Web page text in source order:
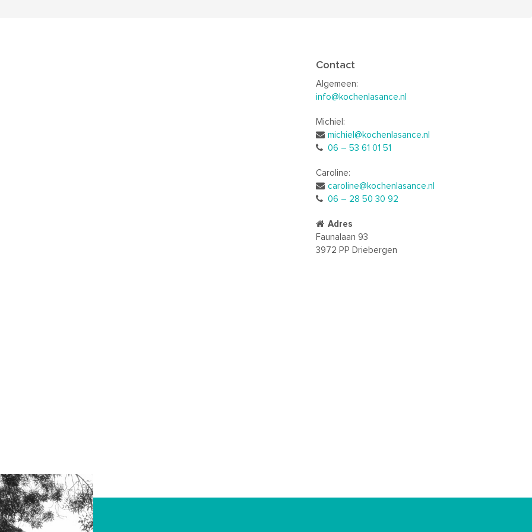
Contact
Algemeen:
info@kochenlasance.nl
Michiel:
michiel@kochenlasance.nl
06 – 53 61 01 51
Caroline:
caroline@kochenlasance.nl
06 – 28 50 30 92
Adres
Faunalaan 93
3972 PP Driebergen